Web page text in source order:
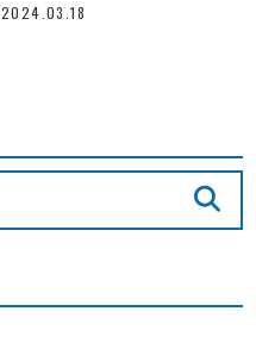
2024.03.18